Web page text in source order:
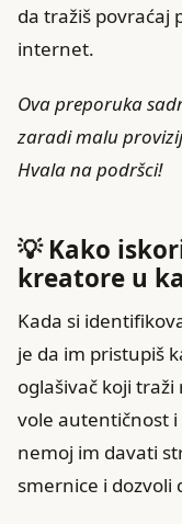
da tražiš povraćaj
internet.
Ova preporuka
zaradi malu
Hvala na podršci!
💡 Kako
kreatore u
Kada si
je da im pristupiš
oglašivač koji
vole autentičnost
nemoj im davati
smernice i dozvoli